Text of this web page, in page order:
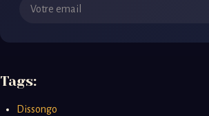
Tags:
Dissongo